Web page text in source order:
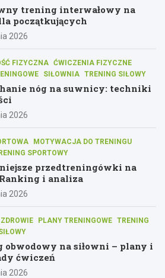
trening interwałowy na
początkujących
2026
FIZYCZNA ĆWICZENIA FIZYCZNE
SIŁOWNIA TRENING SIŁOWY
nóg na suwnicy: techniki
2026
MOTYWACJA DO TRENINGU
SPORTOWY
przedtreningówki na
i analiza
2026
PLANY TRENINGOWE TRENING
obwodowy na siłowni – plany i
ćwiczeń
2026